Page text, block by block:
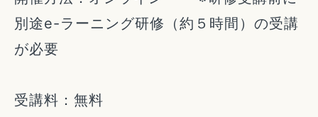
別途e-ラーニング研修（約５時間）の受講
が必要
受講料：無料